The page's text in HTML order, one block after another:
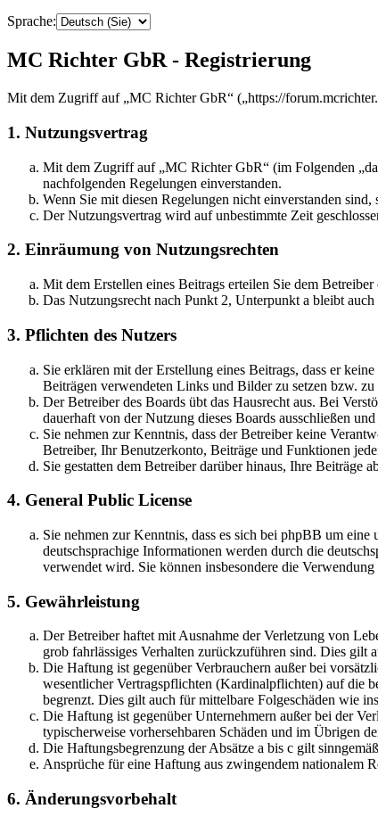
Sprache:
MC Richter GbR - Registrierung
Mit dem Zugriff auf „MC Richter GbR“ („https://
1. Nutzungsvertrag
Mit dem Zugriff auf „MC Richter GbR“ (im Folgenden
nachfolgenden Regelungen einverstanden.
Wenn Sie mit diesen Regelungen nicht einverstanden
Der Nutzungsvertrag wird auf unbestimmte Zeit
2. Einräumung von Nutzungsrechten
Mit dem Erstellen eines Beitrags erteilen Sie dem
Das Nutzungsrecht nach Punkt 2, Unterpunkt a bleibt
3. Pflichten des Nutzers
Sie erklären mit der Erstellung eines Beitrags, dass er
Beiträgen verwendeten Links und Bilder zu setzen bzw. zu
Der Betreiber des Boards übt das Hausrecht aus. Bei
dauerhaft von der Nutzung dieses Boards ausschließen
Sie nehmen zur Kenntnis, dass der Betreiber keine
Betreiber, Ihr Benutzerkonto, Beiträge und Funktionen
Sie gestatten dem Betreiber darüber hinaus, Ihre Beiträge
4. General Public License
Sie nehmen zur Kenntnis, dass es sich bei phpBB um eine
deutschsprachige Informationen werden durch die
verwendet wird. Sie können insbesondere die
5. Gewährleistung
Der Betreiber haftet mit Ausnahme der Verletzung von
grob fahrlässiges Verhalten zurückzuführen sind. Dies gilt
Die Haftung ist gegenüber Verbrauchern außer bei
wesentlicher Vertragspflichten (Kardinalpflichten) auf die
begrenzt. Dies gilt auch für mittelbare Folgeschäden wie
Die Haftung ist gegenüber Unternehmern außer bei der
typischerweise vorhersehbaren Schäden und im Übrigen
Die Haftungsbegrenzung der Absätze a bis c gilt
Ansprüche für eine Haftung aus zwingendem nationalem
6. Änderungsvorbehalt